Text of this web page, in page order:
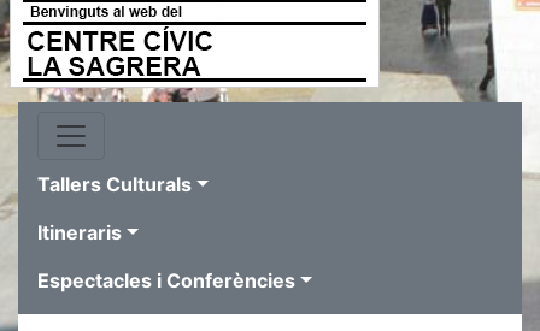
Tallers Culturals
Itineraris
Espectacles i Conferències